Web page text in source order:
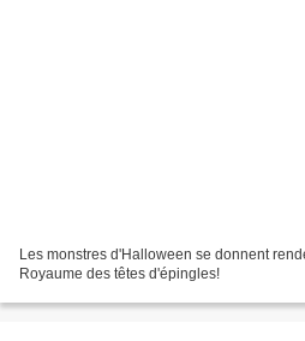
Les monstres d'Halloween se donnent
Royaume des têtes d'épingles!